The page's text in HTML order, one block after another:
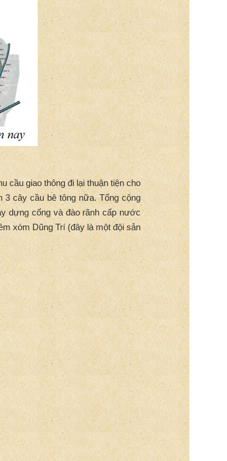
cầu giao thông đi lại thuận tiện cho
3 cây cầu bê tông nữa. Tổng cộng
dựng cống và đào rãnh cấp nước
xóm Dũng Trí (đây là một đội sản